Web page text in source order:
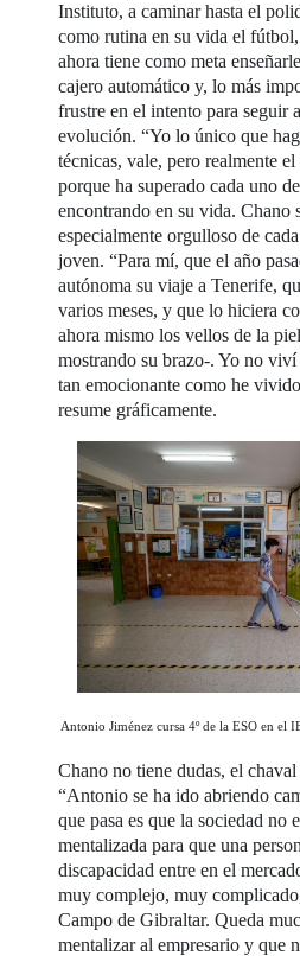
Instituto, a caminar hasta el
como rutina en su vida el
ahora tiene como meta
cajero automático y, lo más
frustre en el intento para seguir
evolución. “Yo lo único que
técnicas, vale, pero realmente
porque ha superado cada uno
encontrando en su vida. Chano
especialmente orgulloso de
joven. “Para mí, que el año
autónoma su viaje a Tenerife,
varios meses, y que lo hiciera
ahora mismo los vellos de la
mostrando su brazo-. Yo no
tan emocionante como he
resume gráficamente.
Antonio Jiménez cursa 4º de la ESO en el
Chano no tiene dudas, el
“Antonio se ha ido abriendo
que pasa es que la sociedad no
mentalizada para que una
discapacidad entre en el
muy complejo, muy
Campo de Gibraltar. Queda
mentalizar al empresario y que